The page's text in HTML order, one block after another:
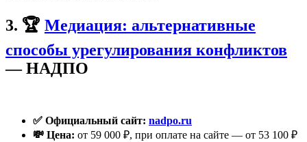
3. 🏆 Медиация: альтернативные
способы урегулирования конфликтов
— НАДПО
✅ Официальный сайт: nadpo.ru
💸 Цена: от 59 000 ₽, при оплате на сайте — от 53 100 ₽